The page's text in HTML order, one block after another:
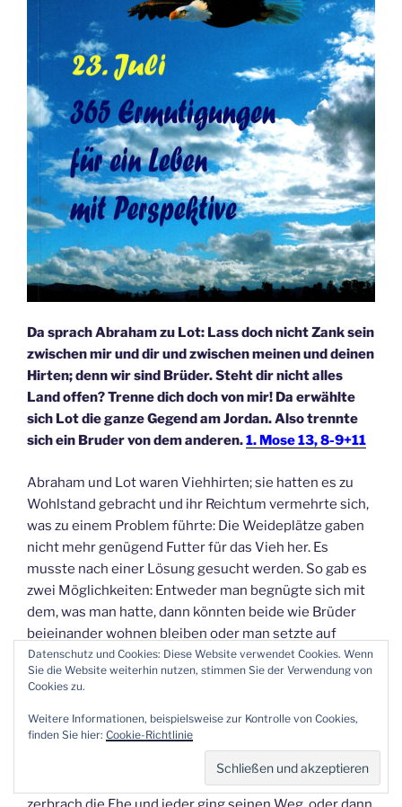
Da sprach Abraham zu Lot: Lass doch nicht Zank sein
zwischen mir und dir und zwischen meinen und deinen
Hirten; denn wir sind Brüder. Steht dir nicht alles
Land offen? Trenne dich doch von mir! Da erwählte
sich Lot die ganze Gegend am Jordan. Also trennte
sich ein Bruder von dem anderen.1. Mose 13, 8-9+11
Abraham und Lot waren Viehhirten; sie hatten es zu
Wohlstand gebracht und ihr Reichtum vermehrte sich,
was zu einem Problem führte: Die Weideplätze gaben
nicht mehr genügend Futter für das Vieh her. Es
musste nach einer Lösung gesucht werden. So gab es
zwei Möglichkeiten: Entweder man begnügte sich mit
dem, was man hatte, dann könnten beide wie Brüder
beieinander wohnen bleiben oder man setzte auf
Vermehrung, und eine Trennung war unvermeidbar.
Bericht kann man zur Kenntnis nehmen, wie viele
andere und zur Tagesordnung übergehen, – wenn es da
nicht heißen würde, dass sich Brüder trennten. Das
könnte im übertragenden Sinne auch heißen: Dann
Datenschutz und Cookies: Diese Website verwendet Cookies. Wenn
Sie die Website weiterhin nutzen, stimmen Sie der Verwendung von
Cookies zu.
Weitere Informationen, beispielsweise zur Kontrolle von Cookies,
finden Sie hier: Cookie-Richtlinie